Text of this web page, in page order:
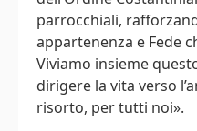
parrocchiali,
appartenenza e Fede
Viviamo insieme
dirigere la vita verso
risorto, per tutti noi».